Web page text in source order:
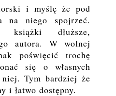
i myślę że pod
na niego spojrzeć.
książki dłuższe,
autora. W wolnej
poświęcić trochę
się o własnych
niej. Tym bardziej że
i łatwo dostępny.